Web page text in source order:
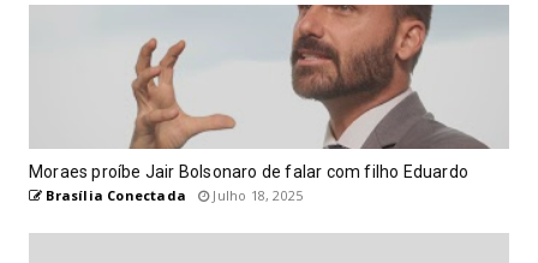
Moraes proíbe Jair Bolsonaro de falar com filho Eduardo
Brasília Conectada Julho 18, 2025